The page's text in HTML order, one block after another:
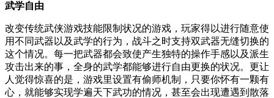
武学自由
改变传统武侠游戏技能限制状况的游戏，玩家得以进行随意使
用不同武器以及武学的行为，战斗之时支持双武器无缝切换的
这个情况。每一把武器都会致使产生独特的操作手感以及派生
攻击出来的事，全身的武学都能够进行自由更换的状况。更让
人觉得惊喜的是，游戏里设置有偷师机制，只要你怀有一颗有
心，就能够实现学遍天下武功的情况，甚至会出现遭遇到散落